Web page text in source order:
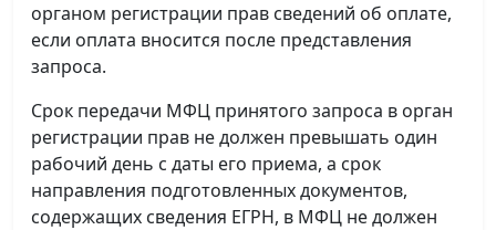
органом регистрации прав сведений об оплате,
если оплата вносится после представления
запроса.
Срок передачи МФЦ принятого запроса в орган
регистрации прав не должен превышать один
рабочий день с даты его приема, а срок
направления подготовленных документов,
содержащих сведения ЕГРН, в МФЦ не должен